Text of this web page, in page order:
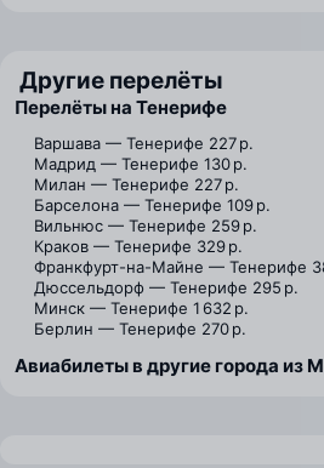
Другие перелёты
Перелёты на Тенерифе
Варшава — Тенерифе 227 р.
Мадрид — Тенерифе 130 р.
Милан — Тенерифе 227 р.
Барселона — Тенерифе 109 р.
Вильнюс — Тенерифе 259 р.
Краков — Тенерифе 329 р.
Франкфурт-на-Майне — Тенерифе
Дюссельдорф — Тенерифе 295 р.
Минск — Тенерифе 1 632 р.
Берлин — Тенерифе 270 р.
Авиабилеты в другие города из